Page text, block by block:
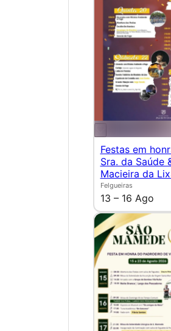
Festas em
Sra. da Saúde
Macieira da
Felgueiras
13 – 16 Ago